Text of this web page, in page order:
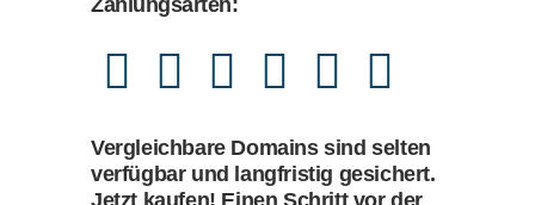
Zahlungsarten:
Vergleichbare Domains sind selten
verfügbar und langfristig gesichert.
Jetzt kaufen! Einen Schritt vor der